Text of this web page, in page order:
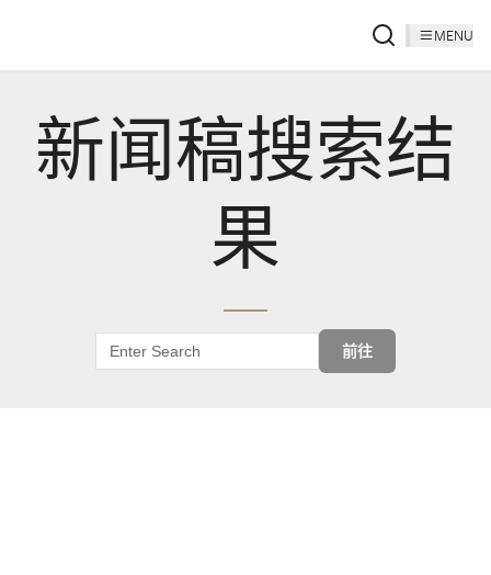
MENU
新闻稿搜索结
果
前往